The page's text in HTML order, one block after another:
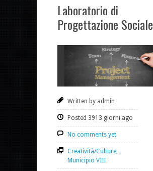
Laboratorio di
Progettazione Sociale
Written by admin
Posted 3913 giorni ago
No comments yet
Creatività/Culture,
Municipio VIII